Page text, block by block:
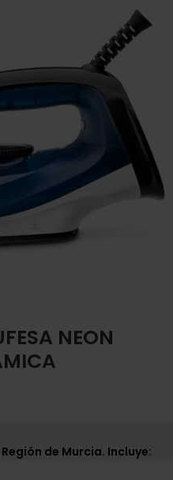
NEON
de Murcia. Incluye: